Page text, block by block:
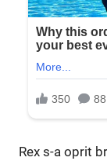
Rex s-a oprit